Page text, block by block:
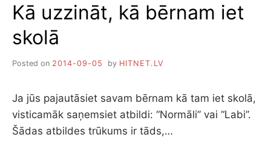
PĒC
BĒRNA
Kā uzzināt, kā bērnam iet
skolā
Posted on 2014-09-05 by HITNET.LV
Ja jūs pajautāsiet savam bērnam kā tam iet skolā,
visticamāk saņemsiet atbildi: “Normāli” vai “Labi”.
Šādas atbildes trūkums ir tāds,…